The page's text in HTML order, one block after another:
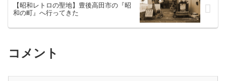
【昭和レトロの聖地】豊後高田市の『昭
和の町』へ行ってきた
コメント